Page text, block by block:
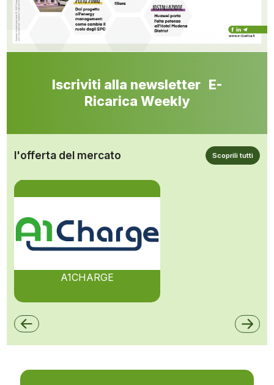
Iscriviti alla newsletter E-
Ricarica Weekly
l'offerta del mercato Scoprili tutti
A1CHARGE